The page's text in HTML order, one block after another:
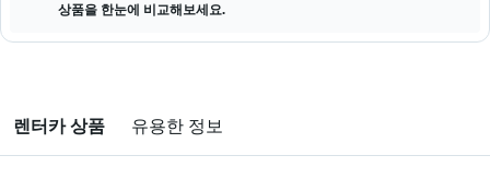
상품을 한눈에 비교해보세요.
렌터카 상품 유용한 정보